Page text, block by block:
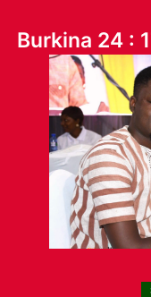
Burkina 24 :